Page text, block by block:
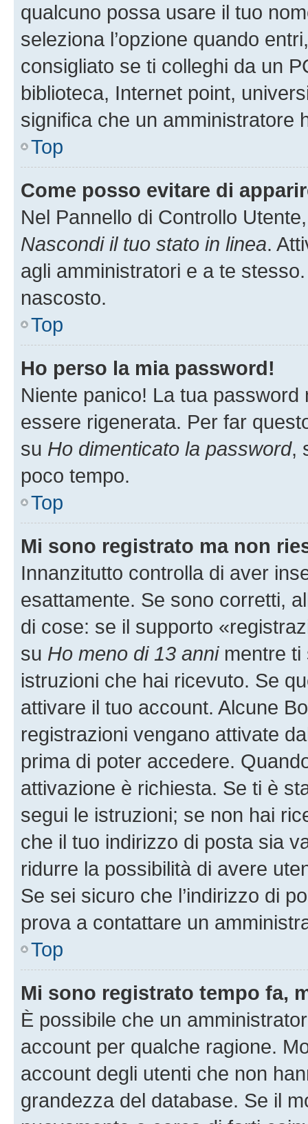
qualcuno possa usare il tuo
seleziona l’opzione quando
consigliato se ti colleghi da un
biblioteca, Internet point,
significa che un amministratore
Top
Come posso evitare di
Nel Pannello di Controllo
Nascondi il tuo stato in linea.
agli amministratori e a te
nascosto.
Top
Ho perso la mia password!
Niente panico! La tua
essere rigenerata. Per far
su Ho dimenticato la password,
poco tempo.
Top
Mi sono registrato ma non
Innanzitutto controlla di aver
esattamente. Se sono corretti,
di cose: se il supporto
su Ho meno di 13 annimentre ti
istruzioni che hai ricevuto. Se
attivare il tuo account. Alcune
registrazioni vengano attivate
prima di poter accedere.
attivazione è richiesta. Se ti è
segui le istruzioni; se non hai
che il tuo indirizzo di posta sia
ridurre la possibilità di avere
Se sei sicuro che l’indirizzo di
prova a contattare un
Top
Mi sono registrato tempo fa,
È possibile che un
account per qualche ragione.
account degli utenti che non
grandezza del database. Se il